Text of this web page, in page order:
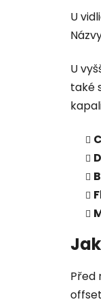
U
U
také
Před